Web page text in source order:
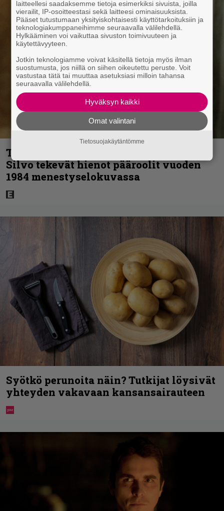
Tänän tv:ssä: Esko Salminen ja Satu
Silvo tekevät hienot pääroolit vuoden
1984 menestyselokuvassa
Syötkö perunoita näin? Tutkijat löysivät
yhteyden vakavaan kansansairauteen
laitteellesi saadaksemme tietoja esimerkiksi sivuista, joilla
vierailit, IP-osoitteestasi sekä laitteesi ominaisuuksista.
Pääset tutustumaan yksityiskohtaisesti käyttötarkoituksiin ja
teknologiakumppaneihimme seuraavalla välilehdellä.
Hylkääminen voi vaikuttaa sivuston toimivuuteen ja
käytettävyyteen.
Jotkin teknologiamme voivat käsitellä tietoja myös ilman
suostumusta, jos niillä on siihen oikeutettu peruste. Voit
vastustaa tätä tai muuttaa asetuksiasi milloin tahansa
seuraavalla välilehdellä.
Hyväksyn kaikki
Omat valintani
Tietosuojakäytäntömme